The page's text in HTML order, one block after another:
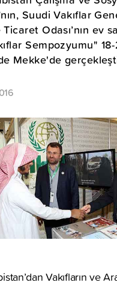
Suudi Vakıflar
Odası’nın ev
Sempozyumu"
Mekke'de
Vakıfların ve